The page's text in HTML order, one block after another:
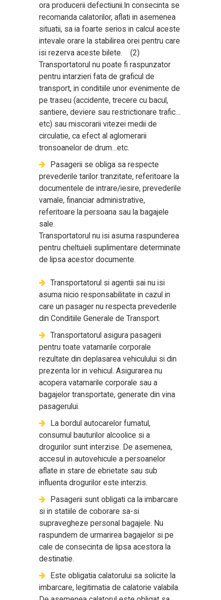
ora producerii defectiunii.In consecinta se
recomanda calatorilor, aflati in asemenea
situatii, sa ia foarte serios in calcul aceste
intevale orare la stabilirea orei pentru care
isi rezerva aceste bilete. (2)
Transportatorul nu poate fi raspunzator
pentru intarzieri fata de graficul de
transport, in conditiile unor evenimente de
pe traseu (accidente, trecere cu bacul,
santiere, deviere sau restrictionare trafic…
etc) sau miscorarii vitezei medii de
circulatie, ca efect al aglomerarii
tronsoanelor de drum…etc.
Pasagerii se obliga sa respecte
prevederile tarilor tranzitate, referitoare la
documentele de intrare/iesire, prevederile
vamale, financiar administrative,
referitoare la persoana sau la bagajele
sale.
Transportatorul nu isi asuma raspunderea
pentru cheltuieli suplimentare determinate
de lipsa acestor documente.
Transportatorul si agentii sai nu isi
asuma nicio responsabilitate in cazul in
care un pasager nu respecta prevederile
din Conditiile Generale de Transport.
Transportatorul asigura pasagerii
pentru toate vatamarile corporale
rezultate din deplasarea vehiculului si din
prezenta lor in vehicul. Asigurarea nu
acopera vatamarile corporale sau a
bagajelor transportate, generate din vina
pasagerului.
La bordul autocarelor fumatul,
consumul bauturilor alcoolice si a
drogurilor sunt interzise. De asemenea,
accesul in autovehicule a persoanelor
aflate in stare de ebrietate sau sub
influenta drogurilor este interzis.
Pasagerii sunt obligati ca la imbarcare
si in statiile de coborare sa-si
supravegheze personal bagajele. Nu
raspundem de urmarirea bagajelor si pe
cale de consecinta de lipsa acestora la
destinatie.
Este obligatia calatorului sa solicite la
imbarcare, legitimatia de calatorie valabila.